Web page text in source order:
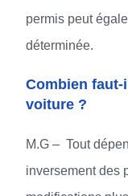
permis peut
déterminée.
Combien
voiture ?
M.G – Tout
inversement des